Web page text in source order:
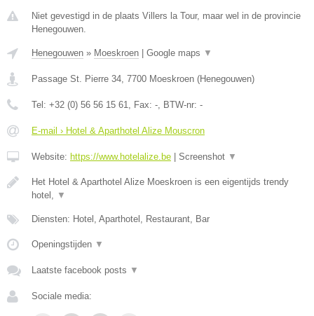
Niet gevestigd in de plaats Villers la Tour, maar wel in de provincie
Henegouwen.
Henegouwen » Moeskroen Google maps ▼
Passage St. Pierre 34, 7700 Moeskroen (Henegouwen)
Tel: +32 (0) 56 56 15 61, Fax: -, BTW-nr: -
E-mail › Hotel & Aparthotel Alize Mouscron
Website: https://www.hotelalize.be Screenshot ▼
Het Hotel & Aparthotel Alize Moeskroen is een eigentijds trendy
hotel, ▼
Diensten: Hotel, Aparthotel, Restaurant, Bar
Openingstijden ▼
Laatste facebook posts ▼
Sociale media: